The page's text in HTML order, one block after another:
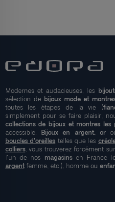
Modernes et audacieuses, les
sélection de bijoux mode et
toutes les étapes de la vie (
simplement pour se faire plaisir,
collections de bijoux et montres les
accessible. Bijoux en argent, or
boucles d'oreilles telles que les
colliers, vous trouverez forcément
l'un de nos magasinsen France
argentfemme, etc.), homme ou